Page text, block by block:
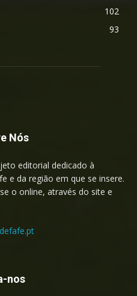
102
93
Nós
editorial dedicado à
e da região em que se insere.
o online, através do site e
nos